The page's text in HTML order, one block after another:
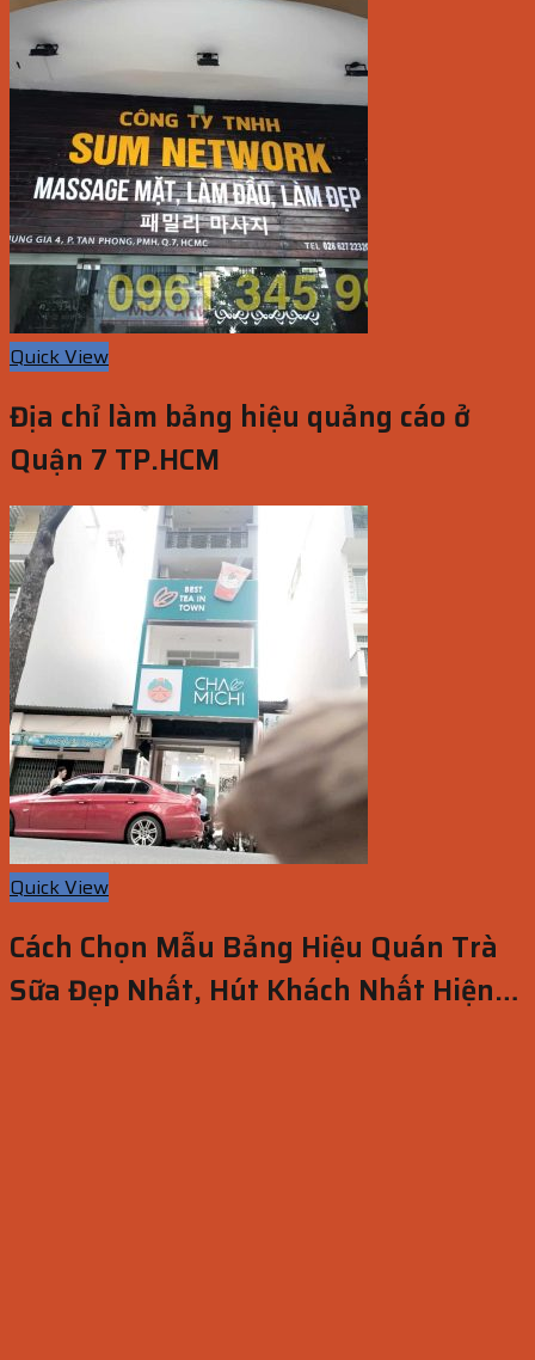
Quick View
Địa chỉ làm bảng hiệu quảng cáo ở
Quận 7 TP.HCM
Quick View
Cách Chọn Mẫu Bảng Hiệu Quán Trà
Sữa Đẹp Nhất, Hút Khách Nhất Hiện